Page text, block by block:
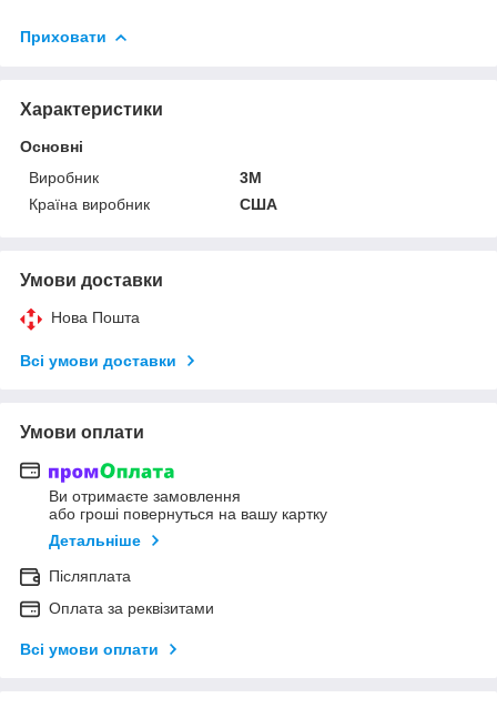
Приховати
Характеристики
Основні
Виробник
3М
Країна виробник
США
Умови доставки
Нова Пошта
Всі умови доставки
Умови оплати
Ви отримаєте замовлення
або гроші повернуться на вашу картку
Детальніше
Післяплата
Оплата за реквізитами
Всі умови оплати